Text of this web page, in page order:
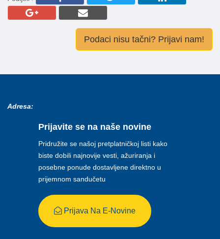
Podaci nisu tačni? Prijavi nam!
Adresa:
Prijavite se na naše novine
Pridružite se našoj pretplatničkoj listi kako
biste dobili najnovije vesti, ažuriranja i
posebne ponude dostavljene direktno u
prijemnom sandučetu
Prijava Na E-Novine